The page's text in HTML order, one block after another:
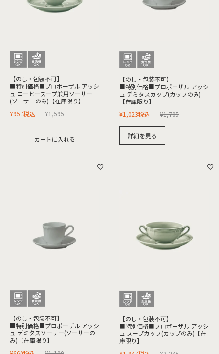
【のし・包装不可】
■特別価格■プロポーザル アッシ
ュ コーヒースープ兼用ソーサー
(ソーサーのみ)【在庫限り】
¥1,595
¥957税込
カートに入れる
【のし・包装不可】
■特別価格■プロポーザル アッシ
ュ デミタスカップ(カップのみ)
【在庫限り】
¥1,705
¥1,023税込
詳細を見る
【のし・包装不可】
■特別価格■プロポーザル アッシ
ュ デミタスソーサー(ソーサーの
み)【在庫限り】
【のし・包装不可】
■特別価格■プロポーザル アッシ
ュ スープカップ(カップのみ)【在
庫限り】